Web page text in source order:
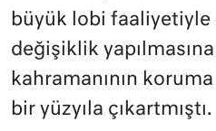
büyük lobi faaliyetiyle
değişiklik
kahramanının
bir yüzyıla çıkartmıştı.